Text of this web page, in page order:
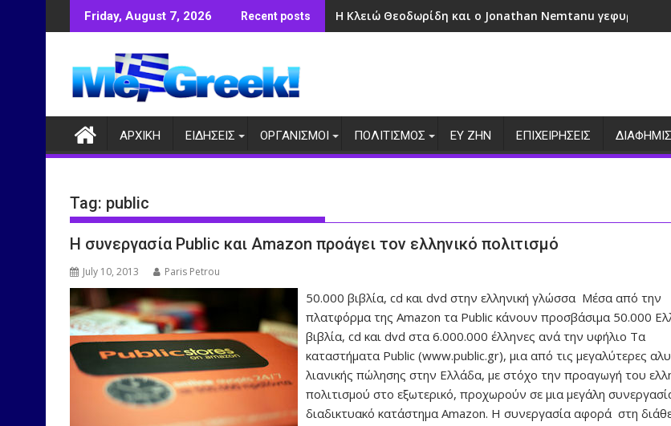
to
Friday, August 7, 2026 Recent posts Η Κλειώ Θεοδωρίδη και ο Jonathan Nemtanu γεφυρώνουν
ΑΡΧΙΚΗ ΕΙΔΗΣΕΙΣ ΟΡΓΑΝΙΣΜΟΙ ΠΟΛΙΤΙΣΜΟΣ ΕΥ ΖΗΝ ΕΠΙΧΕΙΡΗΣΕΙΣ
Tag: public
Η συνεργασία Public και Amazon προάγει τον ελληνικό πολιτισμό
July 10, 2013 Paris Petrou
50.000 βιβλία, cd και dvd στην ελληνική γλώσσα Μέσα από την
πλατφόρμα της Amazon τα Public κάνουν προσβάσιμα 50.000
βιβλία, cd και dvd στα 6.000.000 έλληνες ανά την υφήλιο Τα
καταστήματα Public (www.public.gr), μια από τις μεγαλύτερες
λιανικής πώλησης στην Ελλάδα, με στόχο την προαγωγή του
πολιτισμού στο εξωτερικό, προχωρούν σε μια μεγάλη
διαδικτυακό κατάστημα Amazon. Η συνεργασία αφορά στη